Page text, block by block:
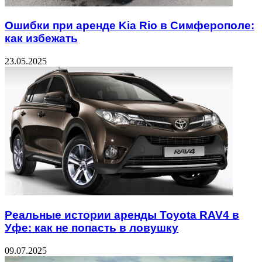
Ошибки при аренде Kia Rio в Симферополе:
как избежать
23.05.2025
Реальные истории аренды Toyota RAV4 в
Уфе: как не попасть в ловушку
09.07.2025